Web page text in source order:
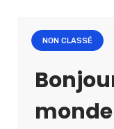
NON CLASSÉ